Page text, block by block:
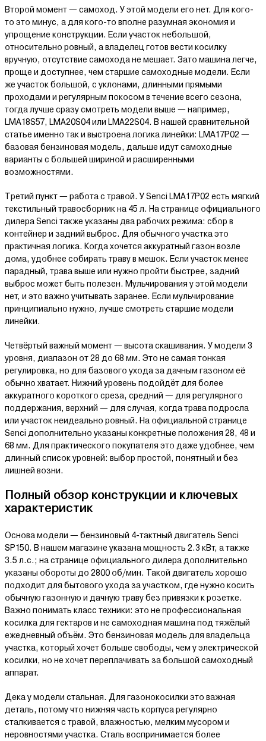
Второй момент — самоход. У этой модели его нет. Для кого-
то это минус, а для кого-то вполне разумная экономия и
упрощение конструкции. Если участок небольшой,
относительно ровный, а владелец готов вести косилку
вручную, отсутствие самохода не мешает. Зато машина легче,
проще и доступнее, чем старшие самоходные модели. Если
же участок большой, с уклонами, длинными прямыми
проходами и регулярным покосом в течение всего сезона,
тогда лучше сразу смотреть модели выше — например,
LMA18S57, LMA20S04 или LMA22S04. В нашей сравнительной
статье именно так и выстроена логика линейки: LMA17P02 —
базовая бензиновая модель, дальше идут самоходные
варианты с большей шириной и расширенными
возможностями.
Третий пункт — работа с травой. У Senci LMA17P02 есть мягкий
текстильный травосборник на 45 л. На странице официального
дилера Senci также указаны два рабочих режима: сбор в
контейнер и задний выброс. Для обычного участка это
практичная логика. Когда хочется аккуратный газон возле
дома, удобнее собирать траву в мешок. Если участок менее
парадный, трава выше или нужно пройти быстрее, задний
выброс может быть полезен. Мульчирования у этой модели
нет, и это важно учитывать заранее. Если мульчирование
принципиально нужно, лучше смотреть старшие модели
линейки.
Четвёртый важный момент — высота скашивания. У модели 3
уровня, диапазон от 28 до 68 мм. Это не самая тонкая
регулировка, но для базового ухода за дачным газоном её
обычно хватает. Нижний уровень подойдёт для более
аккуратного короткого среза, средний — для регулярного
поддержания, верхний — для случая, когда трава подросла
или участок неидеально ровный. На официальной странице
Senci дополнительно указаны конкретные положения 28, 48 и
68 мм. Для практического покупателя это даже удобнее, чем
длинный список уровней: выбор простой, понятный и без
лишней возни.
Полный обзор конструкции и ключевых
характеристик
Основа модели — бензиновый 4-тактный двигатель Senci
SP150. В нашем магазине указана мощность 2.3 кВт, а также
3.5 л.с.; на странице официального дилера дополнительно
указаны обороты до 2800 об/мин. Такой двигатель хорошо
подходит для бытового ухода за участком, где нужно косить
обычную газонную и дачную траву без привязки к розетке.
Важно понимать класс техники: это не профессиональная
косилка для гектаров и не самоходная машина под тяжёлый
ежедневный объём. Это бензиновая модель для владельца
участка, который хочет больше свободы, чем у электрической
косилки, но не хочет переплачивать за большой самоходный
аппарат.
Дека у модели стальная. Для газонокосилки это важная
деталь, потому что нижняя часть корпуса регулярно
сталкивается с травой, влажностью, мелким мусором и
неровностями участка. Сталь воспринимается более